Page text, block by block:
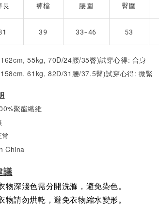
長 褲檔 腰圍 臀圍
39 33-46 53
55kg, 70D/24腰/35臀)試穿心得: 合身
61kg, 82D/31腰/37.5臀)試穿心得: 微緊
聚酯纖維
China
議
物深淺色需分開洗滌，避免染色。
物請勿烘乾，避免衣物縮水變形。